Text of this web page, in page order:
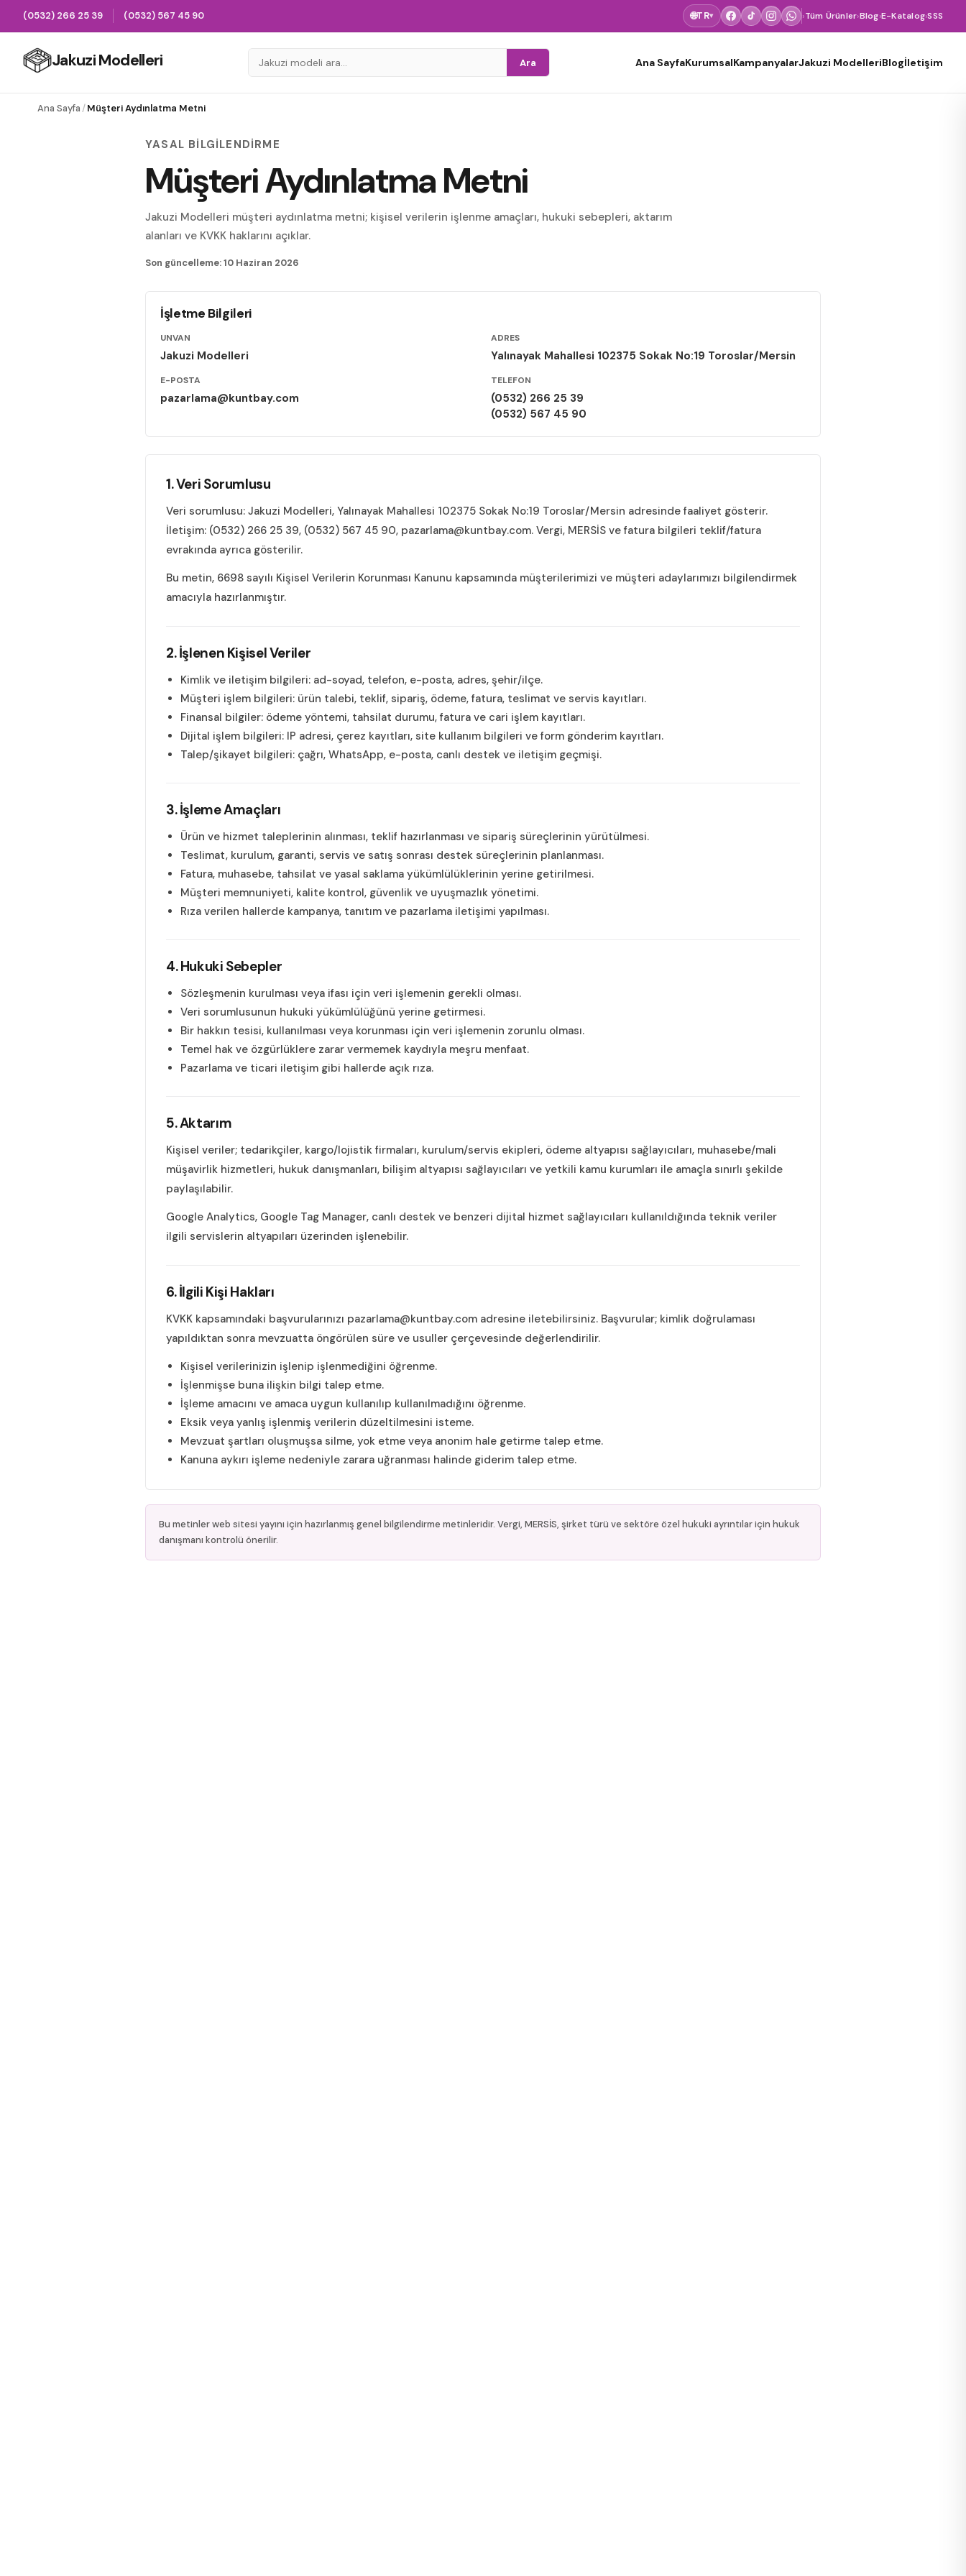
(0532) 266 25 39 (0532) 567 45 90 🌐TR▾ ›Tüm Ürünler›Blog›E-Katalog›SSS
Jakuzi Modelleri Ara Ana SayfaKurumsalKampanyalarJakuzi ModelleriBlogİletişim
Ana Sayfa /Müşteri Aydınlatma Metni
YASAL BILGILENDIRME
Müşteri Aydınlatma Metni
Jakuzi Modelleri müşteri aydınlatma metni; kişisel verilerin işlenme amaçları, hukuki sebepleri, aktarım
alanları ve KVKK haklarını açıklar.
Son güncelleme:10 Haziran 2026
İşletme Bilgileri
UNVAN
Jakuzi Modelleri
ADRES
Yalınayak Mahallesi 102375 Sokak No:19 Toroslar/Mersin
E-POSTA
pazarlama@kuntbay.com
TELEFON
(0532) 266 25 39
(0532) 567 45 90
1. Veri Sorumlusu
Veri sorumlusu: Jakuzi Modelleri, Yalınayak Mahallesi 102375 Sokak No:19 Toroslar/Mersin adresinde faaliyet gösterir.
İletişim: (0532) 266 25 39, (0532) 567 45 90, pazarlama@kuntbay.com. Vergi, MERSİS ve fatura bilgileri teklif/fatura
evrakında ayrıca gösterilir.
Bu metin, 6698 sayılı Kişisel Verilerin Korunması Kanunu kapsamında müşterilerimizi ve müşteri adaylarımızı bilgilendirmek
amacıyla hazırlanmıştır.
2. İşlenen Kişisel Veriler
Kimlik ve iletişim bilgileri: ad-soyad, telefon, e-posta, adres, şehir/ilçe.
Müşteri işlem bilgileri: ürün talebi, teklif, sipariş, ödeme, fatura, teslimat ve servis kayıtları.
Finansal bilgiler: ödeme yöntemi, tahsilat durumu, fatura ve cari işlem kayıtları.
Dijital işlem bilgileri: IP adresi, çerez kayıtları, site kullanım bilgileri ve form gönderim kayıtları.
Talep/şikayet bilgileri: çağrı, WhatsApp, e-posta, canlı destek ve iletişim geçmişi.
3. İşleme Amaçları
Ürün ve hizmet taleplerinin alınması, teklif hazırlanması ve sipariş süreçlerinin yürütülmesi.
Teslimat, kurulum, garanti, servis ve satış sonrası destek süreçlerinin planlanması.
Fatura, muhasebe, tahsilat ve yasal saklama yükümlülüklerinin yerine getirilmesi.
Müşteri memnuniyeti, kalite kontrol, güvenlik ve uyuşmazlık yönetimi.
Rıza verilen hallerde kampanya, tanıtım ve pazarlama iletişimi yapılması.
4. Hukuki Sebepler
Sözleşmenin kurulması veya ifası için veri işlemenin gerekli olması.
Veri sorumlusunun hukuki yükümlülüğünü yerine getirmesi.
Bir hakkın tesisi, kullanılması veya korunması için veri işlemenin zorunlu olması.
Temel hak ve özgürlüklere zarar vermemek kaydıyla meşru menfaat.
Pazarlama ve ticari iletişim gibi hallerde açık rıza.
5. Aktarım
Kişisel veriler; tedarikçiler, kargo/lojistik firmaları, kurulum/servis ekipleri, ödeme altyapısı sağlayıcıları, muhasebe/mali
müşavirlik hizmetleri, hukuk danışmanları, bilişim altyapısı sağlayıcıları ve yetkili kamu kurumları ile amaçla sınırlı şekilde
paylaşılabilir.
Google Analytics, Google Tag Manager, canlı destek ve benzeri dijital hizmet sağlayıcıları kullanıldığında teknik veriler
ilgili servislerin altyapıları üzerinden işlenebilir.
6. İlgili Kişi Hakları
KVKK kapsamındaki başvurularınızı pazarlama@kuntbay.com adresine iletebilirsiniz. Başvurular; kimlik doğrulaması
yapıldıktan sonra mevzuatta öngörülen süre ve usuller çerçevesinde değerlendirilir.
Kişisel verilerinizin işlenip işlenmediğini öğrenme.
İşlenmişse buna ilişkin bilgi talep etme.
İşleme amacını ve amaca uygun kullanılıp kullanılmadığını öğrenme.
Eksik veya yanlış işlenmiş verilerin düzeltilmesini isteme.
Mevzuat şartları oluşmuşsa silme, yok etme veya anonim hale getirme talep etme.
Kanuna aykırı işleme nedeniyle zarara uğranması halinde giderim talep etme.
Bu metinler web sitesi yayını için hazırlanmış genel bilgilendirme metinleridir. Vergi, MERSİS, şirket türü ve sektöre özel hukuki ayrıntılar için hukuk
danışmanı kontrolü önerilir.